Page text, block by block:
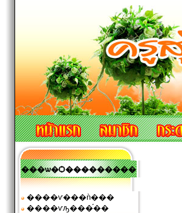
���ѡ�Ѻ���������
����ѵ���ǹ���
����ѵԡ���֡��